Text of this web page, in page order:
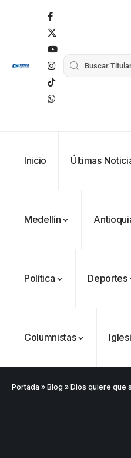
Inicio Últimas
Medellín
Política Deportes
Columnistas
Portada » Blog » Dios quiere que